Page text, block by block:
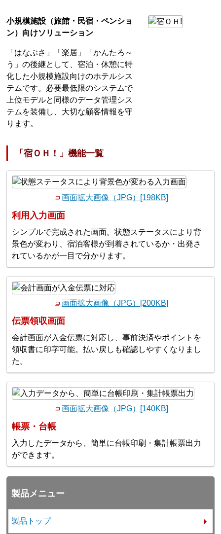
小規模施設（旅館・民宿・ペンショ
ン）向けソリューション
「はなぶさ」「楽居」「かんたろ～
う」の後継として、宿泊・休憩に特
化した小規模施設向けのホテルシス
テムです。必要最低限のシステムで
上位モデルと同様のデータ管理シス
テムを装備し、大切な顧客情報を守
ります。
「宿ＯＨ！」機能一覧
画面拡大画像（JPG）[198KB]
利用入力画面
シンプルで完成された画面。状態ステータスにより背
景色が変わり、宿泊客様が到着されているか・出発さ
れているかが一目で分かります。
画面拡大画像（JPG）[200KB]
伝票領収画面
会計画面が入金伝票に対応し、事前決済やポイントを
領収書に印字可能。払い戻しも確認しやすくなりまし
た。
画面拡大画像（JPG）[140KB]
帳票・台帳
入力したデータから、簡単に台帳印刷・集計帳票出力
ができます。
製品メニュー
製品トップ